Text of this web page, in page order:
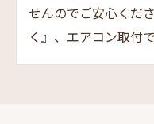
せんのでご安心くだ
く』、エアコン取付